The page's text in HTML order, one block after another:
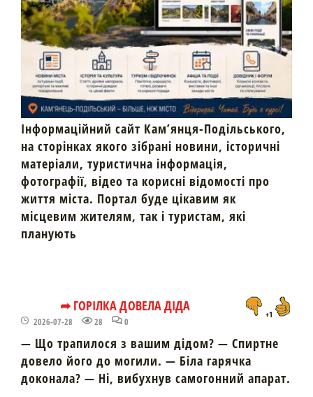
Інформаційний сайт Кам’янця-Подільського,
на сторінках якого зібрані новини, історичні
матеріали, туристична інформація,
фотографії, відео та корисні відомості про
життя міста. Портал буде цікавим як
місцевим жителям, так і туристам, які
планують
➦ ГОРІЛКА ДОВЕЛА ДІДА
2026-07-28 28 0
+1
— Що трапилося з вашим дідом? — Спиртне
довело його до могили. — Біла гарячка
доконала? — Ні, вибухнув самогонний апарат.